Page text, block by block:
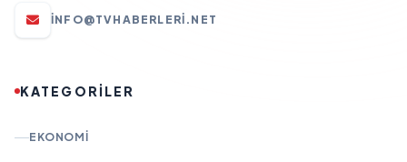
INFO@TVHABERLERI.NET
KATEGORİLER
EKONOMI